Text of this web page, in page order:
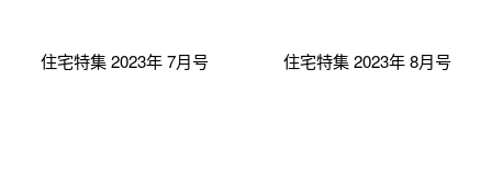
住宅特集 2023年 7月号 住宅特集 2023年 8月号